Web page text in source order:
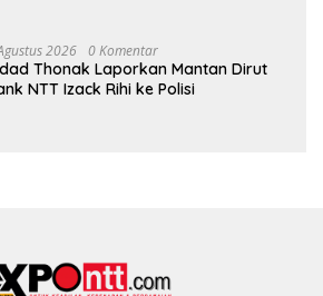
2026 0 Komentar
Thonak Laporkan Mantan Dirut
NTT Izack Rihi ke Polisi